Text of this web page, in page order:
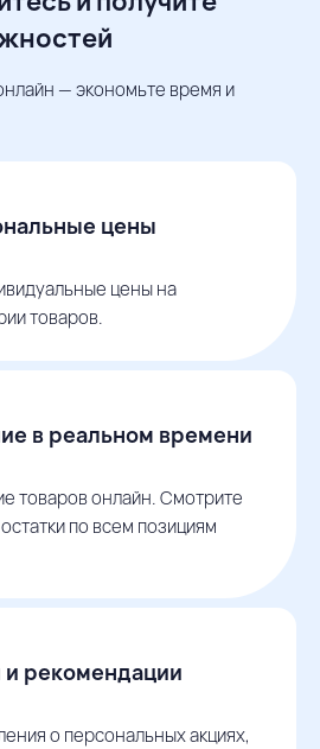
— экономьте время и
цены
цены на
товаров.
в реальном времени
товаров онлайн. Смотрите
по всем позициям
и рекомендации
о персональных акциях,